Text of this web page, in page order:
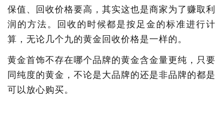
保值、回收价格要高，其实这也是商家为了赚取利
润的方法。回收的时候都是按足金的标准进行计
算，无论几个九的黄金回收价格是一样的。
黄金首饰不存在哪个品牌的黄金含金量更纯，只要
同纯度的黄金，不论是大品牌的还是非品牌的都是
可以放心购买。